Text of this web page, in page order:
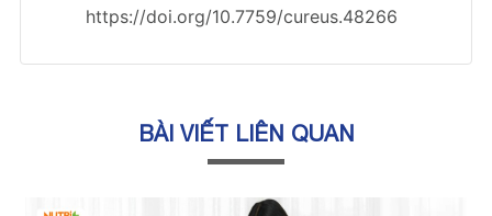
https://doi.org/10.7759/cureus.48266
BÀI VIẾT LIÊN QUAN